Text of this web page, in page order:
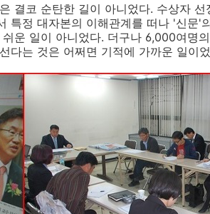
결코 순탄한 길이 아니었다. 수상자
특정 대자본의 이해관계를 떠나 '신문'
운 일이 아니었다. 더구나 6,000여명
다는 것은 어쩌면 기적에 가까운 일이